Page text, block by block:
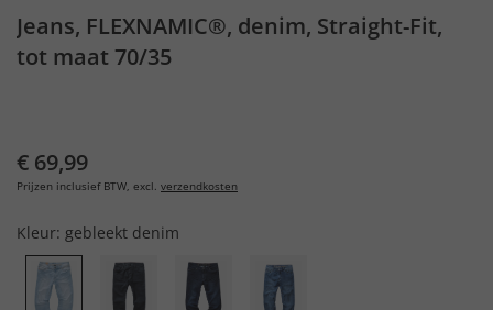
Jeans, FLEXNAMIC®, denim, Straight-Fit,
tot maat 70/35
€ 69,99
Prijzen inclusief BTW, excl. verzendkosten
Kleur: gebleekt denim